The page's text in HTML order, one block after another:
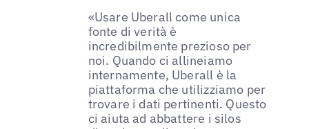
«Usare Uberall come unica
fonte di verità è
incredibilmente prezioso per
noi. Quando ci allineiamo
internamente, Uberall è la
piattaforma che utilizziamo per
trovare i dati pertinenti. Questo
ci aiuta ad abbattere i silos